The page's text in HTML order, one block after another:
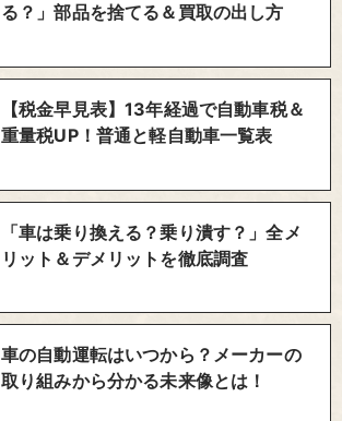
る？」部品を捨てる＆買取の出し方
【税金早見表】13年経過で自動車税＆
重量税UP！普通と軽自動車一覧表
「車は乗り換える？乗り潰す？」全メ
リット＆デメリットを徹底調査
車の自動運転はいつから？メーカーの
取り組みから分かる未来像とは！